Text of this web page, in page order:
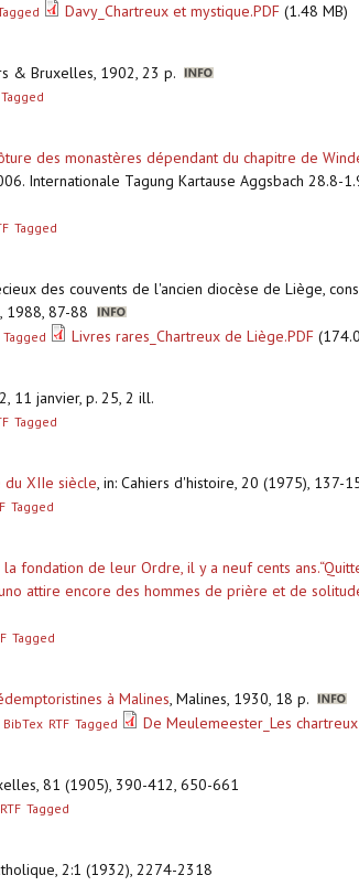
Davy_Chartreux et mystique.PDF (1.48 MB)
& Bruxelles, 1902, 23 p.
Tagged
des monastères dépendant du chapitre de
Internationale Tagung Kartause Aggsbach 28.8-
Tagged
des couvents de l'ancien diocèse de Liège,
1988, 87-88
Tagged Livres rares_Chartreux de Liège.PDF
11 janvier, p. 25, 2 ill.
Tagged
du XIIe siècle, in: Cahiers d'histoire, 20 (1975), 137-
Tagged
fondation de leur Ordre, il y a neuf cents
attire encore des hommes de prière et de
Tagged
à Malines, Malines, 1930, 18 p.
BibTex RTF Tagged De Meulemeester_Les
81 (1905), 390-412, 650-661
RTF Tagged
2:1 (1932), 2274-2318